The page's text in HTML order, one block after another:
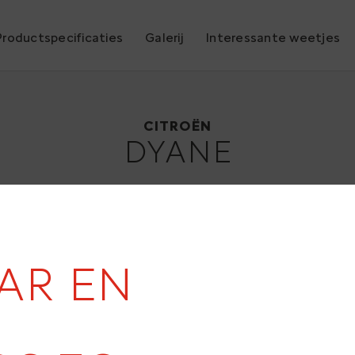
Galerij Interessante weetjes
EN
CITROËN
DYANE